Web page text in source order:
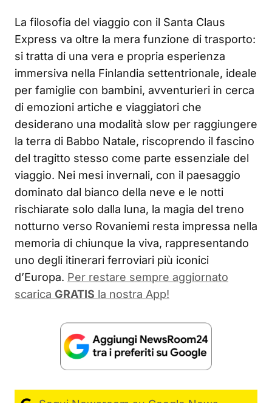
La filosofia del viaggio con il Santa Claus
Express va oltre la mera funzione di trasporto:
si tratta di una vera e propria esperienza
immersiva nella Finlandia settentrionale, ideale
per famiglie con bambini, avventurieri in cerca
di emozioni artiche e viaggiatori che
desiderano una modalità slow per raggiungere
la terra di Babbo Natale, riscoprendo il fascino
del tragitto stesso come parte essenziale del
viaggio. Nei mesi invernali, con il paesaggio
dominato dal bianco della neve e le notti
rischiarate solo dalla luna, la magia del treno
notturno verso Rovaniemi resta impressa nella
memoria di chiunque la viva, rappresentando
uno degli itinerari ferroviari più iconici
d’Europa. Per restare sempre aggiornato
scarica GRATIS la nostra App!